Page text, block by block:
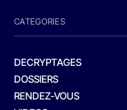
CATEGORIES
DECRYPTAGES
DOSSIERS
RENDEZ-VOUS